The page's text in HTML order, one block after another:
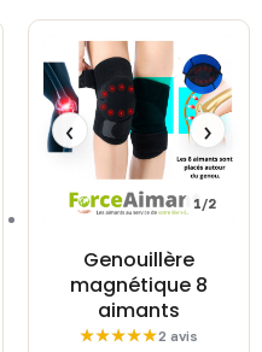
Genouillère
magnétique 8
aimants
2 avis
‹ ›
1/2